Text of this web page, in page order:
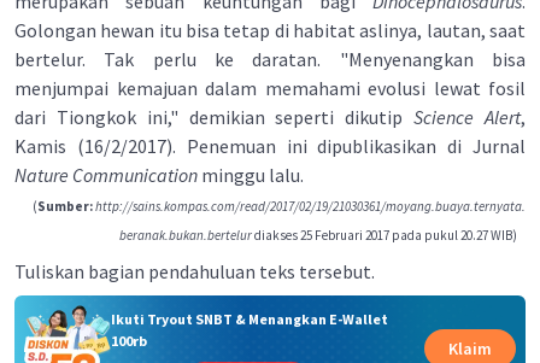
Golongan hewan itu bisa tetap di habitat aslinya, lautan, saat
bertelur. Tak perlu ke daratan. "Menyenangkan bisa
menjumpai kemajuan dalam memahami evolusi lewat fosil
dari Tiongkok ini," demikian seperti dikutipScience Alert,
Kamis (16/2/2017). Penemuan ini dipublikasikan di Jurnal
Nature Communication minggu lalu.
(Sumber:http://sains.kompas.com/read/2017/02/19/21030361/moyang.buaya.ternyata.
beranak.bukan.bertelurdiakses 25 Februari 2017 pada pukul 20.27 WIB)
Tuliskan bagian pendahuluan teks tersebut.
Ikuti Tryout SNBT & Menangkan E-Wallet
100rb
Klaim